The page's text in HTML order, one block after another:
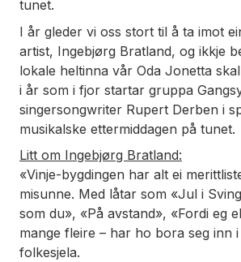
tunet.
I år gleder vi oss stort til å ta imot
artist, Ingebjørg Bratland, og ikkje
lokale heltinna vår Oda Jonetta
i år som i fjor startar gruppa
singersongwriter Rupert Derben i
musikalske ettermiddagen på tunet.
Litt om Ingebjørg Bratland:
«Vinje-bygdingen har alt ei
misunne. Med låtar som «Jul i
som du», «På avstand», «Fordi eg
mange fleire – har ho bora seg inn
folkesjela.